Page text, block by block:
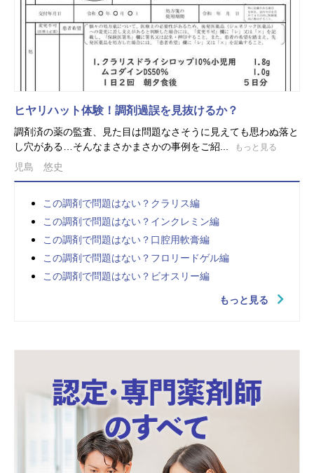
ヒヤリハット体験！調剤過誤を見抜けるか？
調剤済の薬の監査、見た目は問題なさそうに見えても思わぬ落と
し穴がある…そんなまさかまさかの事例をご紹...
もっと見る
児島 悠史
この調剤で問題はない？クラリス編
この調剤で問題はない？インクレミン編
この調剤で問題はない？口腔用軟膏編
この調剤で問題はない？フロリードゲル編
この調剤で問題はない？ビオスリー編
もっと見る